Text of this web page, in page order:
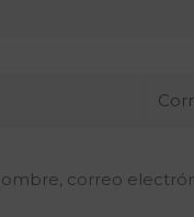
correo